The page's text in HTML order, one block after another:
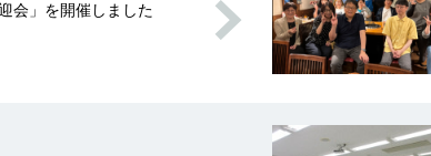
会」を開催しました